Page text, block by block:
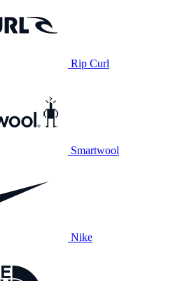
Rip Curl
Smartwool
Nike